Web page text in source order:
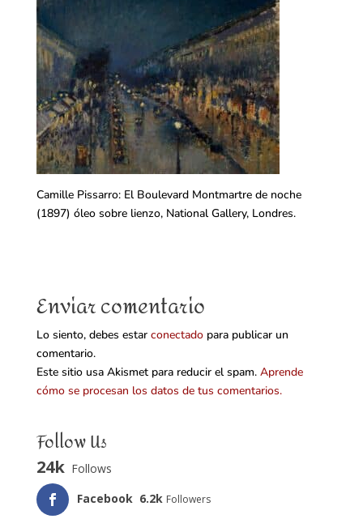
Camille Pissarro: El Boulevard Montmartre de noche
(1897) óleo sobre lienzo, National Gallery, Londres.
Enviar comentario
Lo siento, debes estar conectadopara publicar un
comentario.
Este sitio usa Akismet para reducir el spam. Aprende
cómo se procesan los datos de tus comentarios.
Follow Us
24k Follows
Facebook 6.2k Followers